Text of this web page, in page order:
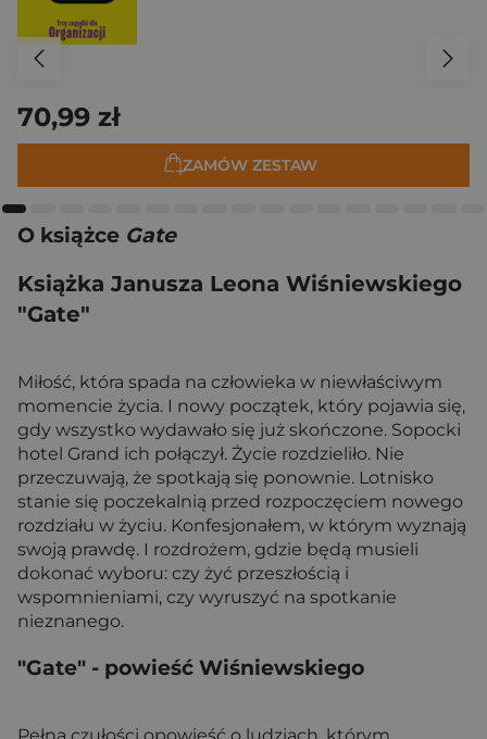
70,99 zł
ZAMÓW ZESTAW
O książce Gate
Książka Janusza Leona Wiśniewskiego
"Gate"
Miłość, która spada na człowieka w niewłaściwym
momencie życia. I nowy początek, który pojawia się,
gdy wszystko wydawało się już skończone. Sopocki
hotel Grand ich połączył. Życie rozdzieliło. Nie
przeczuwają, że spotkają się ponownie. Lotnisko
stanie się poczekalnią przed rozpoczęciem nowego
rozdziału w życiu. Konfesjonałem, w którym wyznają
swoją prawdę. I rozdrożem, gdzie będą musieli
dokonać wyboru: czy żyć przeszłością i
wspomnieniami, czy wyruszyć na spotkanie
nieznanego.
"Gate" - powieść Wiśniewskiego
Pełna czułości opowieść o ludziach, którym